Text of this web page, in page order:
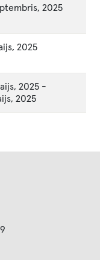
2025
2025
2025 -
2025